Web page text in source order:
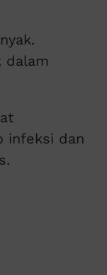
dalam
infeksi dan